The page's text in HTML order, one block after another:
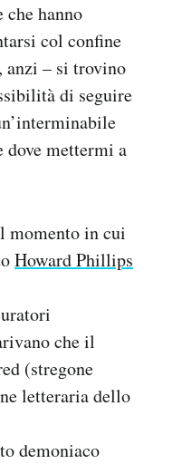
che hanno
col confine
anzi – si trovino
di seguire
dove mettermi a
momento in cui
Howard Phillips
che il
(stregone
letteraria dello
demoniaco